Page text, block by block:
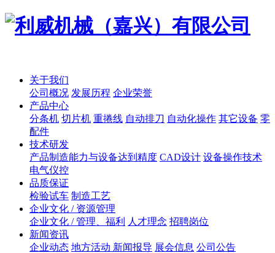
关于我们
公司概况 发展历程 企业荣誉
产品中心
分条机 切片机 重捲线 自动排刀 自动化操作 其它设备 零
配件
技术研发
产品制造能力与设备达到精度 CAD设计 设备操作技术
电气仪控
品质保证
检验试车 制造工艺
企业文化 / 资源管理
企业文化 / 管理、福利
人才理念 招聘岗位
新闻资讯
企业动态 地方活动 新闻报导 展会信息 公司公告